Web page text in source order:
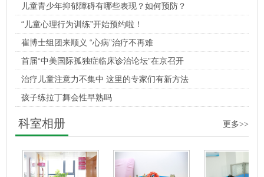
儿童青少年抑郁障碍有哪些表现？如何预防？
“儿童心理行为训练”开始预约啦！
崔博士组团来顺义 “心病”治疗不再难
首届“中美国际孤独症临床诊治论坛”在京召开
治疗儿童注意力不集中 这里的专家们有新方法
孩子练拉丁舞会性早熟吗
更多>>
科室相册